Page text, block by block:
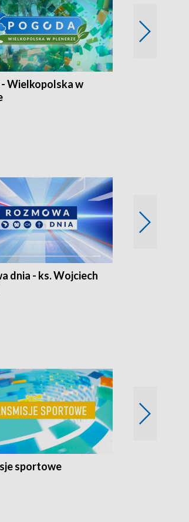
Wielkopolska w
dnia - ks. Wojciech
sportowe